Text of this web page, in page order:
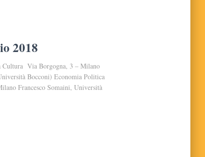
2018
Cultura Via Borgogna, 3 – Milano
Bocconi) Economia Politica
Francesco Somaini, Università